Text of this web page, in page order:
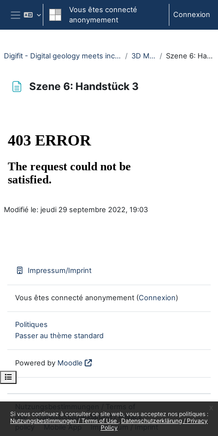
Passer au contenu principal
Si vous continuez à consulter ce site web, vous acceptez nos politiques :
Nutzungsbestimmungen / Terms of Use
Datenschutzerklärung / Privacy
Policy
Panneau latéral
Vous êtes connecté
anonymement
Connexion
Open course index
Digifit - Digital geology meets inclusive field training 3D Modelle Szene 6: Handstück 3
Szene 6: Handstück 3
Modifié le: jeudi 29 septembre 2022, 19:03
Impressum/Imprint
Vous êtes connecté anonymement (Connexion)
Politiques
Passer au thème standard
Powered by Moodle
use
Datenschutzerklärung / Privacy
policy
Mobile App Impressum / Imprint